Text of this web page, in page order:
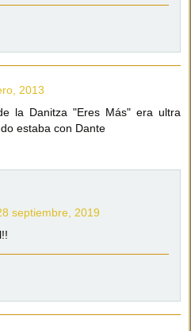
2013
la Danitza "Eres Más" era ultra
estaba con Dante
septiembre, 2019